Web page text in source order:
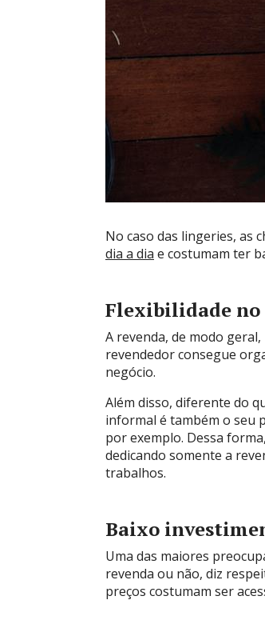
No caso das lingeries, as
dia a dia e costumam ter
Flexibilidade
A revenda, de modo
revendedor consegue
negócio.
Além disso, diferente do
informal é também o seu
por exemplo. Dessa
dedicando somente a
trabalhos.
Baixo
Uma das maiores
revenda ou não, diz
preços costumam ser